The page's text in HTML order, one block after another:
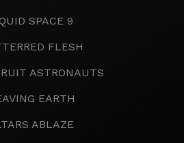
SPACE 9
FLESH
ASTRONAUTS
EARTH
ABLAZE